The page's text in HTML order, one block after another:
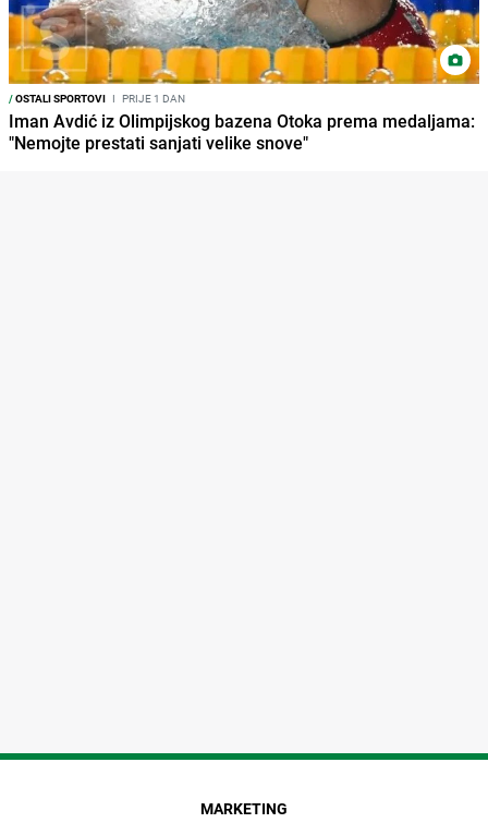
/OSTALI SPORTOVI I PRIJE 1 DAN
Iman Avdić iz Olimpijskog bazena Otoka prema medaljama:
"Nemojte prestati sanjati velike snove"
MARKETING